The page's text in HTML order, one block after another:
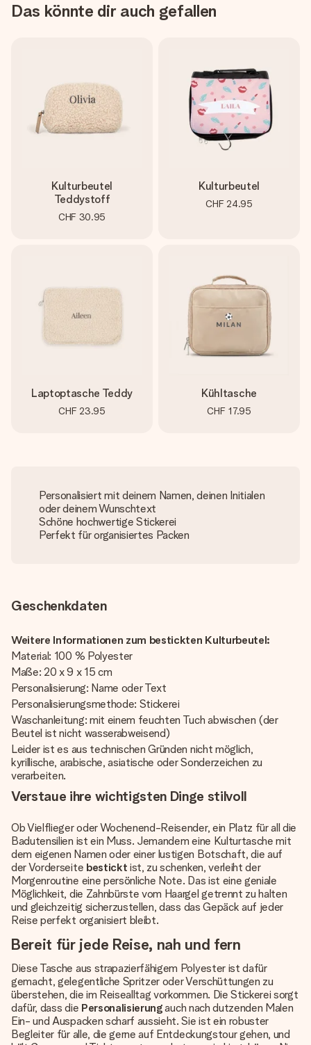
Das könnte dir auch gefallen
Kulturbeutel
Teddystoff
CHF 30.95
Kulturbeutel
CHF 24.95
Laptoptasche Teddy
CHF 23.95
Kühltasche
CHF 17.95
Personalisiert mit deinem Namen, deinen Initialen
oder deinem Wunschtext
Schöne hochwertige Stickerei
Perfekt für organisiertes Packen
Geschenkdaten
Weitere Informationen zum bestickten Kulturbeutel:
Material: 100 % Polyester
Maße: 20 x 9 x 15 cm
Personalisierung: Name oder Text
Personalisierungsmethode: Stickerei
Waschanleitung: mit einem feuchten Tuch abwischen (der
Beutel ist nicht wasserabweisend)
Leider ist es aus technischen Gründen nicht möglich,
kyrillische, arabische, asiatische oder Sonderzeichen zu
verarbeiten.
Verstaue ihre wichtigsten Dinge stilvoll
Ob Vielflieger oder Wochenend-Reisender, ein Platz für all die
Badutensilien ist ein Muss. Jemandem eine Kulturtasche mit
dem eigenen Namen oder einer lustigen Botschaft, die auf
der Vorderseite bestickt ist, zu schenken, verleiht der
Morgenroutine eine persönliche Note. Das ist eine geniale
Möglichkeit, die Zahnbürste vom Haargel getrennt zu halten
und gleichzeitig sicherzustellen, dass das Gepäck auf jeder
Reise perfekt organisiert bleibt.
Bereit für jede Reise, nah und fern
Diese Tasche aus strapazierfähigem Polyester ist dafür
gemacht, gelegentliche Spritzer oder Verschüttungen zu
überstehen, die im Reisealltag vorkommen. Die Stickerei sorgt
dafür, dass die Personalisierungauch nach dutzenden Malen
Ein- und Auspacken scharf aussieht. Sie ist ein robuster
Begleiter für alle, die gerne auf Entdeckungstour gehen, und